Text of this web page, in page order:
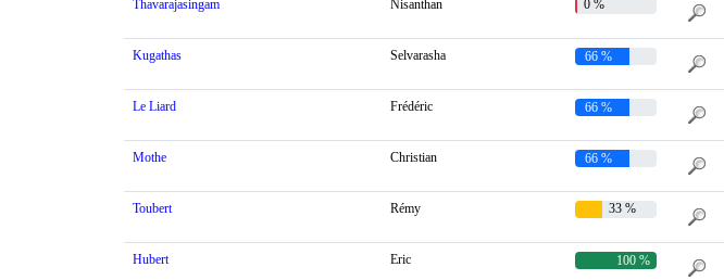
Thavarajasingam Nisanthan 0 %
Kugathas Selvarasha 66 %
Le Liard Frédéric 66 %
Mothe Christian 66 %
Toubert Rémy 33 %
Hubert Eric 100 %